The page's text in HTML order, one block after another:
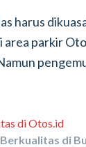
harus
area parkir
di